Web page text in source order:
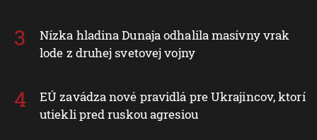
Nízka hladina Dunaja odhalila masívny vrak
lode z druhej svetovej vojny
EÚ zavádza nové pravidlá pre Ukrajincov, ktorí
utiekli pred ruskou agresiou